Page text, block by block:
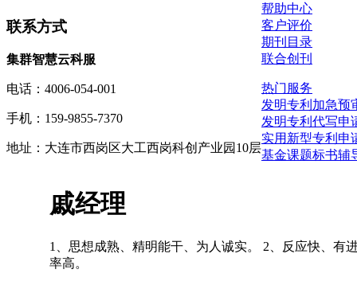
联系方式
集群智慧云科服
电话：4006-054-001
手机：159-9855-7370
地址：大连市西岗区大工西岗科创产业园10层
戚经理
1、思想成熟、精明能干、为人诚实。 2、反应快、有
率高。
帮助中心
客户评价
期刊目录
联合创刊
热门服务
发明专利加急预
发明专利代写申
实用新型专利申
基金课题标书辅